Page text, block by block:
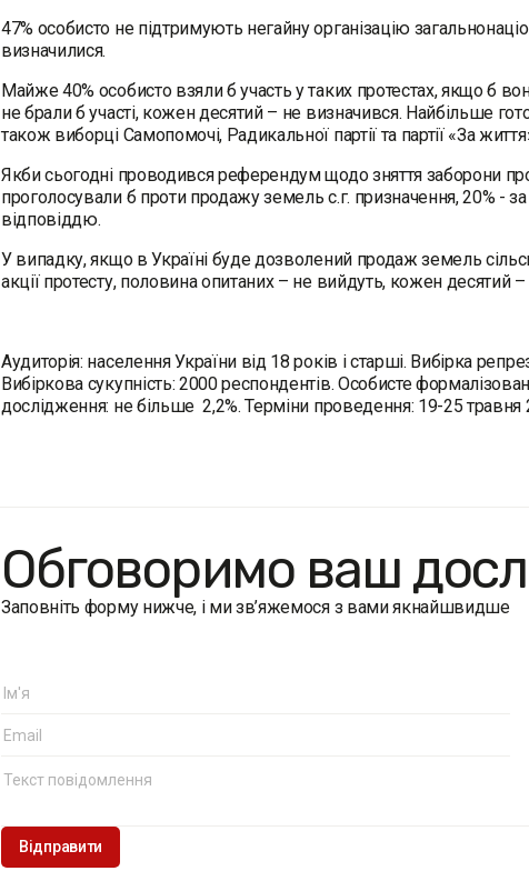
47% особисто не підтримують негайну організацію
визначилися.
Майже 40% особисто взяли б участь у таких протестах, якщо б
не брали б участі, кожен десятий – не визначився. Найбільше
також виборці Самопомочі, Радикальної партії та партії «За
Якби сьогодні проводився референдум щодо зняття заборони
проголосували б проти продажу земель с.г. призначення, 20% -
відповіддю.
У випадку, якщо в Україні буде дозволений продаж земель
акції протесту, половина опитаних – не вийдуть, кожен десятий
Аудиторія: населення України від 18 років і старші. Вибірка
Вибіркова сукупність: 2000 респондентів. Особисте
дослідження: не більше 2,2%. Терміни проведення: 19-25 травня
Обговоримо ваш
Заповніть форму нижче, і ми зв’яжемося з вами якнайшвидше